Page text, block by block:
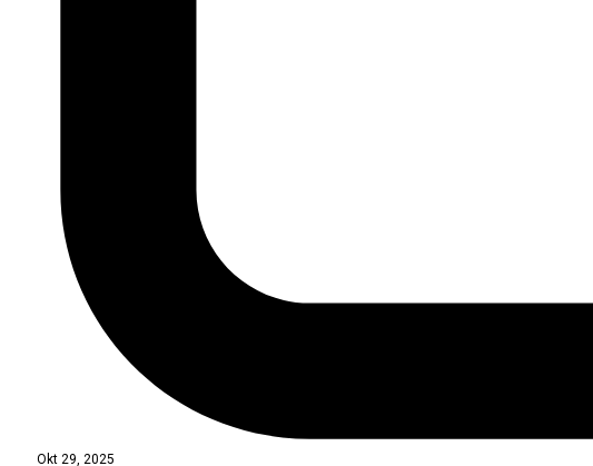
Okt 29, 2025